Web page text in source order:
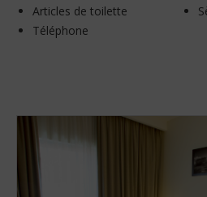
Articles de toilette
Téléphone